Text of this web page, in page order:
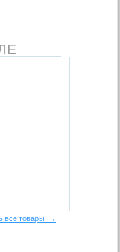
все товары →